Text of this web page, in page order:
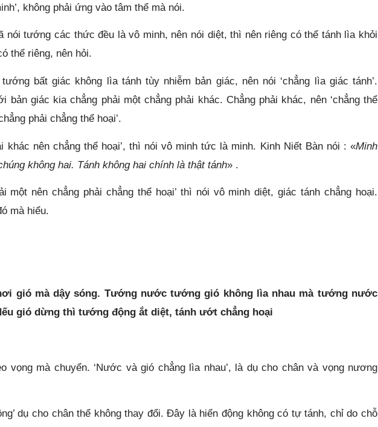
không phải ứng vào tâm thể mà nói.
nói tướng các thức đều là vô minh, nên nói diệt, thì nên riêng có thể tánh lìa khỏi
thể riêng, nên hỏi.
bất giác không lìa tánh tùy nhiễm bản giác, nên nói ‘chẳng lìa giác tánh’.
bản giác kia chẳng phải một chẳng phải khác. Chẳng phải khác, nên ‘chẳng thể
phải chẳng thể hoại’.
khác nên chẳng thể hoại’, thì nói vô minh tức là minh. Kinh Niết Bàn nói : «Minh
không hai. Tánh không hai chính là thật tánh» .
một nên chẳng phải chẳng thể hoại’ thì nói vô minh diệt, giác tánh chẳng hoại.
mà hiểu.
gió mà dậy sóng. Tướng nước tướng gió không lìa nhau mà tướng nước
gió dừng thì tướng động ắt diệt, tánh ướt chẳng hoại
vọng mà chuyển. ‘Nước và gió chẳng lìa nhau’, là dụ cho chân và vọng nương
dụ cho chân thể không thay đổi. Đây là hiển động không có tự tánh, chỉ do chỗ